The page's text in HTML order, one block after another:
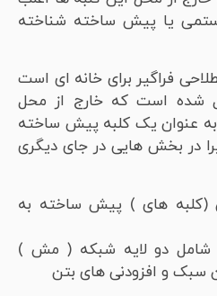
یا پیش ساخته شناخته
فراگیر برای خانه ای است
شده است که خارج از محل
عنوان یک کلبه پیش ساخته
در بخش هایی در جای دیگری
های ) پیش ساخته به
شامل دو لایه شبکه ( مش )
سبک و افزودنی های بتن